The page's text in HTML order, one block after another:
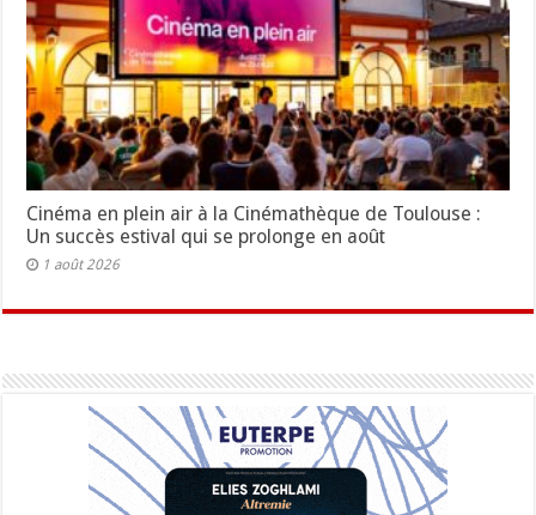
Cinéma en plein air à la Cinémathèque de Toulouse :
Un succès estival qui se prolonge en août
1 août 2026